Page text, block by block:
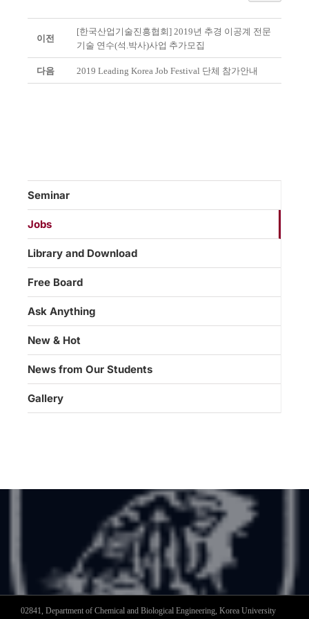
이전
[한국산업기술진흥협회] 2019년 추경 이공계 전문
기술 연수(석.박사)사업 추가모집
다음 2019 Leading Korea Job Festival 단체 참가안내
Seminar
Jobs
Library and Download
Free Board
Ask Anything
New & Hot
News from Our Students
Gallery
02841, Department of Chemical and Biological Engineering, Korea University